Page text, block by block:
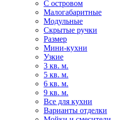
С островом
Малогабаритные
Модульные
Скрытые ручки
Размер
Мини-кухни
Узкие
3 кв. м.
5 кв. м.
6 кв. м.
9 кв. м.
Все для кухни
Варианты отделки